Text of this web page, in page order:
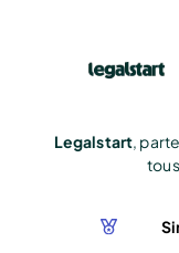
Legalstart,